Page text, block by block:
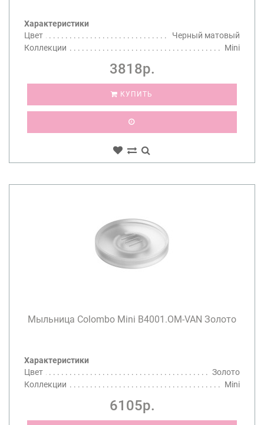
Характеристики
Цвет
Черный матовый
Коллекции
Mini
3818р.
КУПИТЬ
Мыльница Colombo Mini B4001.OM-VAN Золото
Характеристики
Цвет
Золото
Коллекции
Mini
6105р.